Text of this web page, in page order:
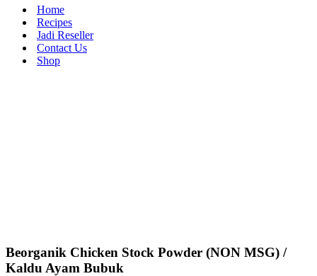
Home
Recipes
Jadi Reseller
Contact Us
Shop
Beorganik Chicken Stock Powder (NON MSG) /
Kaldu Ayam Bubuk